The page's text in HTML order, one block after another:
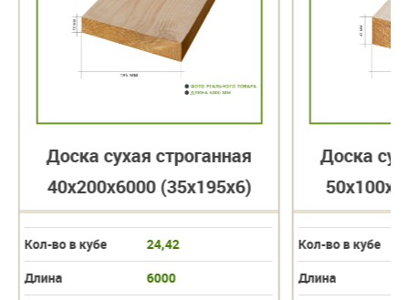
Доска сухая строганная
40х200х6000 (35х195х6)
Кол-во в кубе
24,42
Длина
6000
Доска
Кол-во в кубе
Длина